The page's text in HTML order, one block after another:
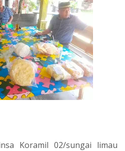
Koramil 02/sungai limau